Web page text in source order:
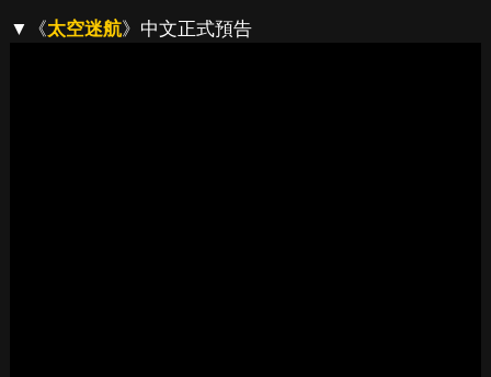
▼《太空迷航》中文正式預告